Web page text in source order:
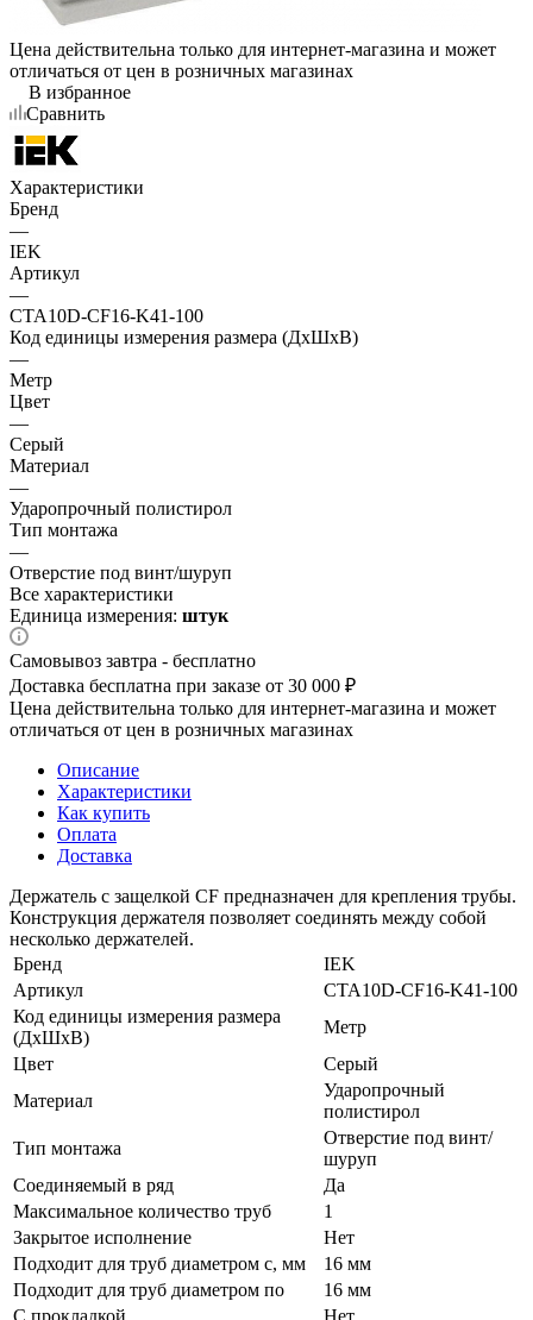
Цена действительна только для интернет-магазина и может
отличаться от цен в розничных магазинах
В избранное
Сравнить
Характеристики
Бренд
—
IEK
Артикул
—
CTA10D-CF16-K41-100
Код единицы измерения размера (ДхШхВ)
—
Метр
Цвет
—
Серый
Материал
—
Ударопрочный полистирол
Тип монтажа
—
Отверстие под винт/шуруп
Все характеристики
Единица измерения: штук
Самовывоз завтра - бесплатно
Доставка бесплатна при заказе от 30 000 ₽
Цена действительна только для интернет-магазина и может
отличаться от цен в розничных магазинах
Описание
Характеристики
Как купить
Оплата
Доставка
Держатель с защелкой CF предназначен для крепления трубы.
Конструкция держателя позволяет соединять между собой
несколько держателей.
Бренд
IEK
Артикул
CTA10D-CF16-K41-100
Код единицы измерения размера
(ДхШхВ)
Метр
Цвет
Серый
Материал
Ударопрочный
полистирол
Тип монтажа
Отверстие под винт/
шуруп
Соединяемый в ряд
Да
Максимальное количество труб
1
Закрытое исполнение
Нет
Подходит для труб диаметром с, мм
16 мм
Подходит для труб диаметром по
16 мм
С прокладкой
Нет